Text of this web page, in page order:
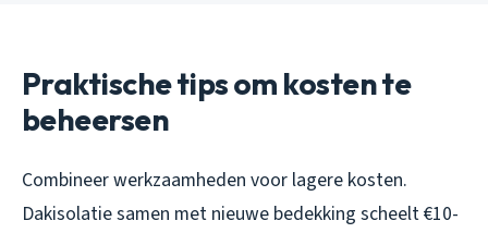
Praktische tips om kosten te
beheersen
Combineer werkzaamheden voor lagere kosten.
Dakisolatie samen met nieuwe bedekking scheelt €10-